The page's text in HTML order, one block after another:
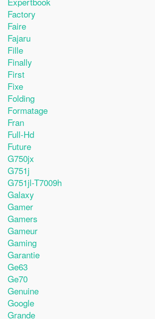
Factory
Faire
Fajaru
Fille
Finally
First
Fixe
Folding
Formatage
Fran
Full-Hd
Future
G750jx
G751j
G751jl-T7009h
Galaxy
Gamer
Gamers
Gameur
Gaming
Garantie
Ge63
Ge70
Genuine
Google
Grande